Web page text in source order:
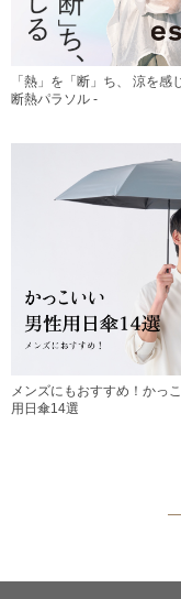
「熱」を「断」ち、 涼を感
断熱パラソル -
メンズにもおすすめ！かっ
用日傘14選